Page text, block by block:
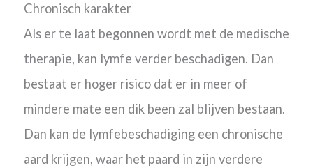
Chronisch karakter
Als er te laat begonnen wordt met de medische
therapie, kan lymfe verder beschadigen. Dan
bestaat er hoger risico dat er in meer of
mindere mate een dik been zal blijven bestaan.
Dan kan de lymfebeschadiging een chronische
aard krijgen, waar het paard in zijn verdere